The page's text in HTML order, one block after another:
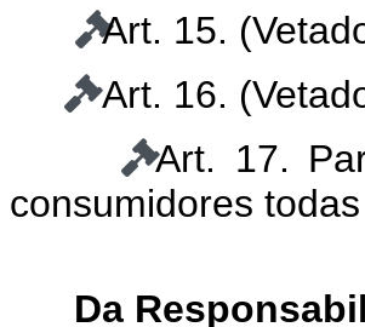
Art. 15.
Art. 16.
Art. 17.
consumidores
Da